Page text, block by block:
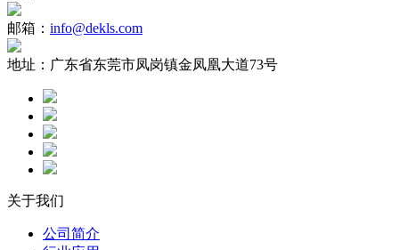
邮箱： info@dekls.com
地址： 广东省东莞市凤岗镇金凤凰大道73号
关于我们
公司简介